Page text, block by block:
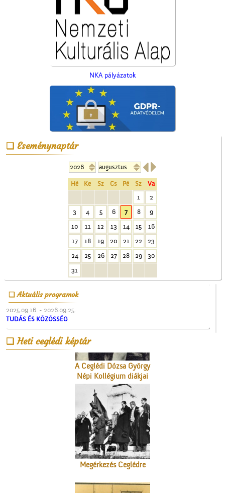
NKA pályázatok
Eseménynaptár

Hé Ke Sz Cs Pé Sz
Va
1
2
3
4 5 6 7 8
9
10
11 12 13 14 15
16
17
18 19 20 21 22
23
24
25 26 27 28 29
30
31
Aktuális programok
2025.09.16. - 2026.09.25.
TUDÁS ÉS KÖZÖSSÉG
Heti ceglédi képtár
A Czeglédi Népbank Rt.
épülete
Magyar írók országjárása
A Ceglédi Dózsa György
Népi Kollégium diákjai
énekelnek
Megérkezés Ceglédre